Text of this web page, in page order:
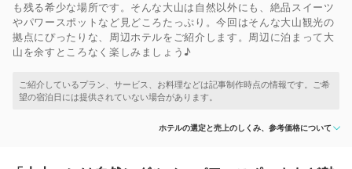
も残る希少な場所です。そんな大山は自然以外にも、絶品スイーツ
やパワースポットなど見どころたっぷり。今回はそんな大山観光の
拠点にぴったりな、周辺ホテルをご紹介します。周辺に泊まって大
山を余すところなく楽しみましょう♪
ホテルの選定と売上のしくみ、参考価格について